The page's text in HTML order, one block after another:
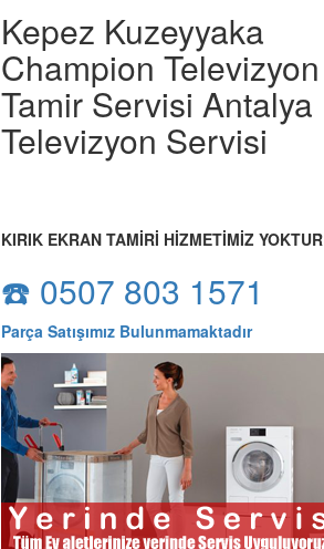
Kepez Kuzeyyaka
Champion Televizyon
Tamir Servisi Antalya
Televizyon Servisi
KIRIK EKRAN TAMİRİ HİZMETİMİZ YOKTUR
☎️ 0507 803 1571
Parça Satışımız Bulunmamaktadır